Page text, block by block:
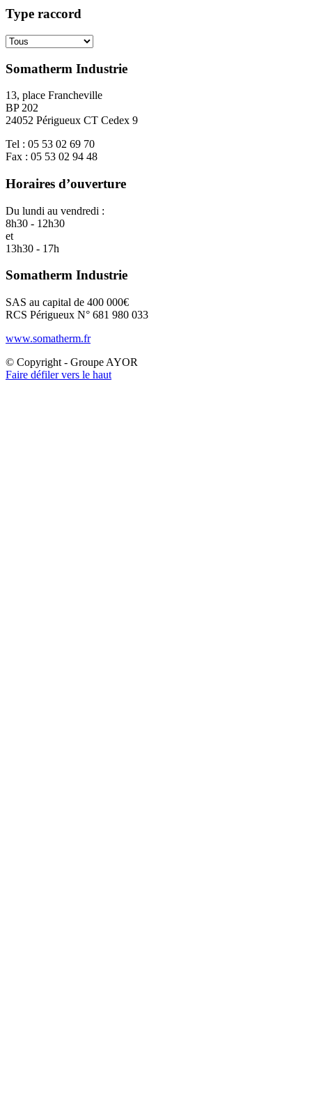
Type raccord
Somatherm Industrie
13, place Francheville
BP 202
24052 Périgueux CT Cedex 9
Tel : 05 53 02 69 70
Fax : 05 53 02 94 48
Horaires d’ouverture
Du lundi au vendredi :
8h30 - 12h30
et
13h30 - 17h
Somatherm Industrie
SAS au capital de 400 000€
RCS Périgueux N° 681 980 033
www.somatherm.fr
© Copyright - Groupe AYOR
Faire défiler vers le haut